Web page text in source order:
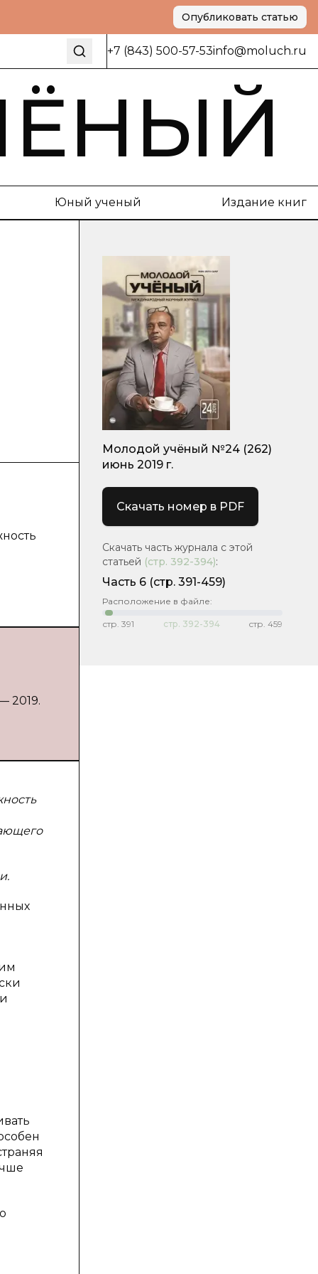
Опубликовать статью
+7 (843) 500-57-53info@moluch.ru
Юный ученый Издание книг
2019.
Молодой учёный №24 (262)
июнь 2019 г.
Скачать номер в PDF
Скачать часть журнала с этой
статьей (стр. 392-394):
Часть 6 (стр. 391-459)
Расположение в файле:
стр. 391 стр. 392-394 стр. 459